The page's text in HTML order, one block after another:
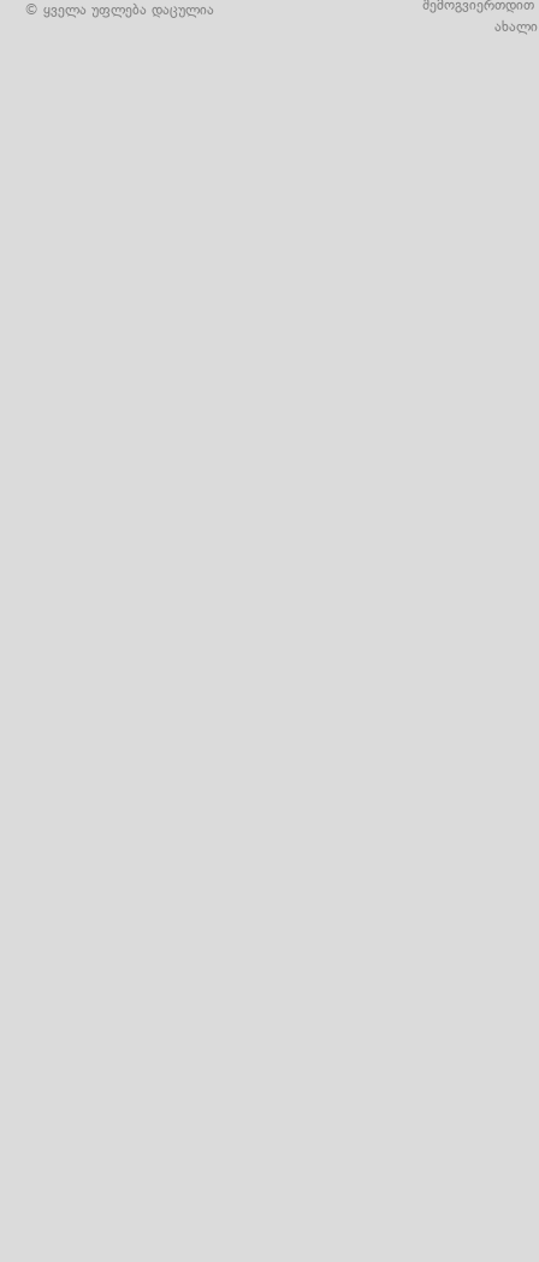
© ყველა უფლება დაცულია
შემოგვიერთდით
ახალი